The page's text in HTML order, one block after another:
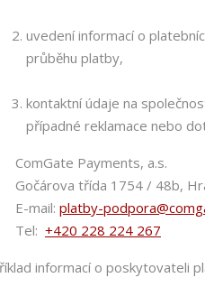
uvedení informací o
průběhu platby,
kontaktní údaje na
případné reklamace nebo
Payments, a.s.
třída 1754 / 48b,
mail: platby-
+420 228 224 267
informací o poskytovateli